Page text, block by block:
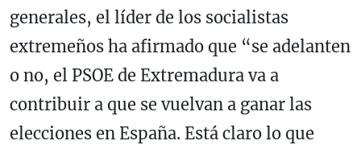
generales, el líder de los socialistas
extremeños ha afirmado que “se adelanten
o no, el PSOE de Extremadura va a
contribuir a que se vuelvan a ganar las
elecciones en España. Está claro lo que